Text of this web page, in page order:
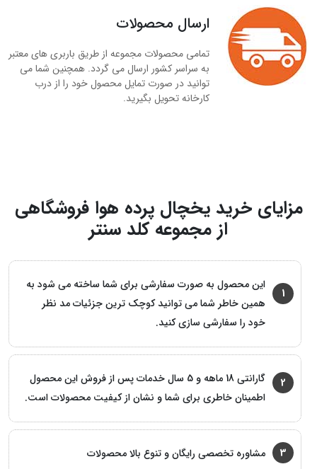
ارسال محصولات
تمامی محصولات مجموعه از طریق باربری های معتبر
به سراسر کشور ارسال می گردد. همچنین شما می
توانید در صورت تمایل محصول خود را از درب
کارخانه تحویل بگیرید.
مزایای خرید یخچال پرده هوا فروشگاهی
از مجموعه کلد سنتر
1
این محصول به صورت سفارشی برای شما ساخته می شود به
همین خاطر شما می توانید کوچک ترین جزئیات مد نظر
خود را سفارشی سازی کنید.
2
گارانتی 18 ماهه و 5 سال خدمات پس از فروش این محصول
اطمینان خاطری برای شما و نشان از کیفیت محصولات است.
3 مشاوره تخصصی رایگان و تنوع بالا محصولات